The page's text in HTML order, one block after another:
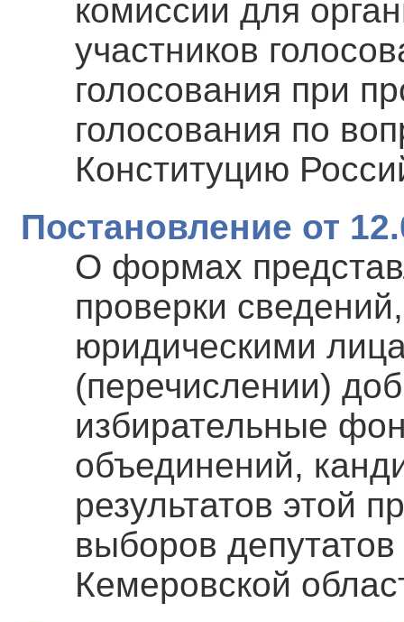
комиссии для
участников
голосования при
голосования по
Конституцию
Постановление от
О формах
проверки
юридическими
(перечислении)
избирательные
объединений,
результатов этой
выборов
Кемеровской